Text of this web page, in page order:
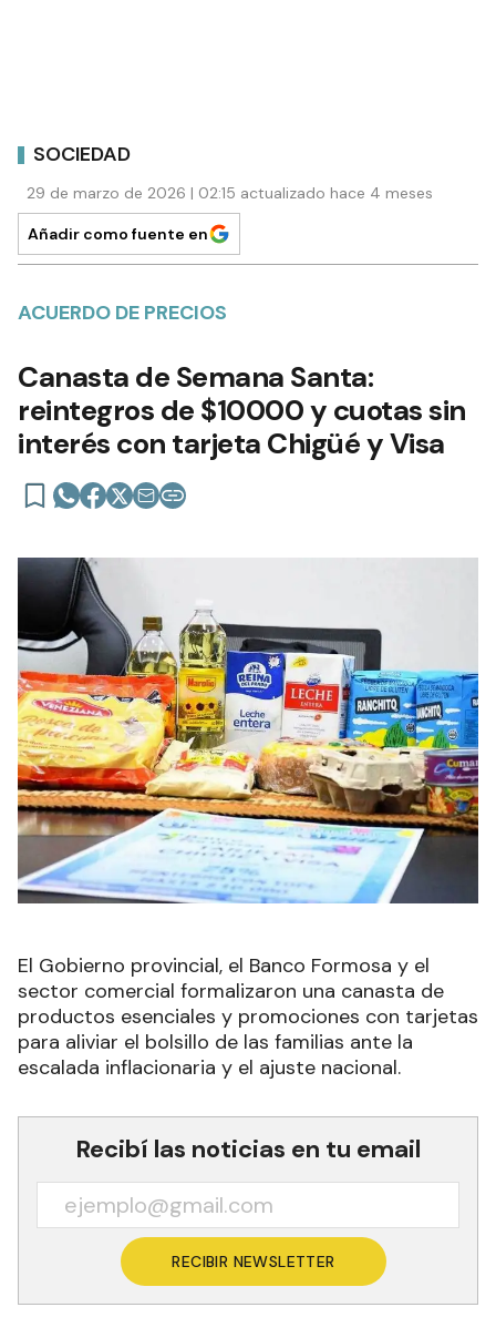
SOCIEDAD
29 de marzo de 2026 | 02:15 actualizado hace 4 meses
Añadir como fuente en
ACUERDO DE PRECIOS
Canasta de Semana Santa:
reintegros de $10000 y cuotas sin
interés con tarjeta Chigüé y Visa
El Gobierno provincial, el Banco Formosa y el
sector comercial formalizaron una canasta de
productos esenciales y promociones con tarjetas
para aliviar el bolsillo de las familias ante la
escalada inflacionaria y el ajuste nacional.
Recibí las noticias en tu email
RECIBIR NEWSLETTER